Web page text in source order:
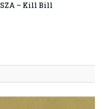
SZA – Kill Bill